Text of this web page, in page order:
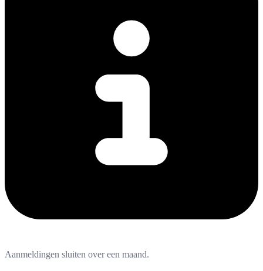
Aanmeldingen sluiten over een maand.